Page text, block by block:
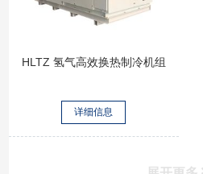
HLTZ 氢气高效换热制冷机组
详细信息